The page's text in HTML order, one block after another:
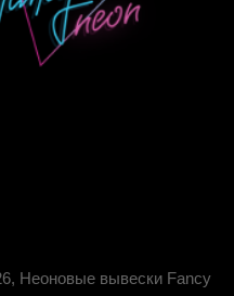
Неоновые вывески Fancy